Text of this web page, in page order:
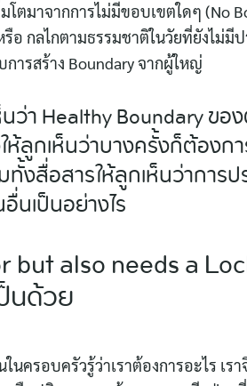
โตมาจากการไม่มีขอบเขตใดๆ (No
รือ กลไกตามธรรมชาติในวัยที่ยังไม่
ารสร้าง Boundary จากผู้ใหญ่
า Healthy Boundary ขอ
ห้ลูกเห็นว่าบางครั้งก็ต้องก
ทั้งสื่อสารให้ลูกเห็นว่ากา
นเป็นอย่างไร
but also needs a
นด้วย
นครอบครัวรู้ว่าเราต้องการอะไร เร